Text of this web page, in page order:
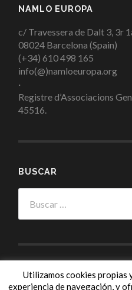
NAMLO EUROPA
c/ Travessera de Dalt 3, 3r
08024 Barcelona (Spain)
(+34) 610 498 165
info(@)namloeuropa.org
·
Registre d’Associacions
45516.
BUSCAR
Utilizamos cookies propias
experiencia de navegación, y